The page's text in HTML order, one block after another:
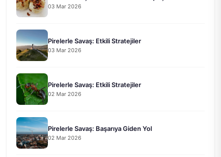
03 Mar 2026
Pirelerle Savaş: Etkili Stratejiler
03 Mar 2026
Pirelerle Savaş: Etkili Stratejiler
02 Mar 2026
Pirelerle Savaş: Başarıya Giden Yol
02 Mar 2026